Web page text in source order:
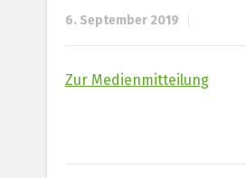
6. September 2019
Zur Medienmitteilung